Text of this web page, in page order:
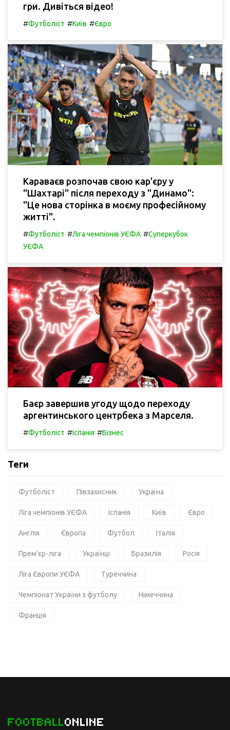
гри. Дивіться відео!
#Футболіст #Київ #Євро
Караваєв розпочав свою кар'єру у
"Шахтарі" після переходу з "Динамо":
"Це нова сторінка в моєму професійному
житті".
#Футболіст #Ліга чемпіонів УЄФА #Суперкубок
УЄФА
Баєр завершив угоду щодо переходу
аргентинського центрбека з Марселя.
#Футболіст #Іспанія #Бізнес
Теги
Футболіст Півзахисник Україна
Ліга чемпіонів УЄФА Іспанія Київ Євро
Англія Європа Футбол Італія
Прем'єр-ліга Українці Бразилія Росія
Ліга Європи УЄФА Туреччина
Чемпіонат України з футболу Німеччина
Франція
FOOTBALLONLINE